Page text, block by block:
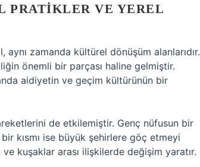
PRATIKLER VE YEREL
zamanda kültürel dönüşüm alanlarıdır.
önemli bir parçası haline gelmiştir.
aidiyetin ve geçim kültürünün bir
de etkilemiştir. Genç nüfusun bir
kısmı ise büyük şehirlere göç etmeyi
kuşaklar arası ilişkilerde değişim yaratır.